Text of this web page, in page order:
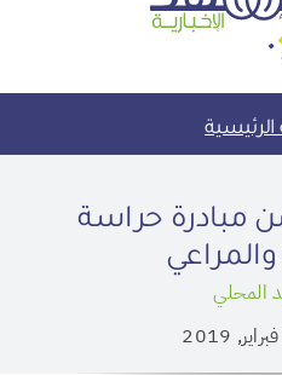
الرئيسية
مبادرة حراسة
المحلي